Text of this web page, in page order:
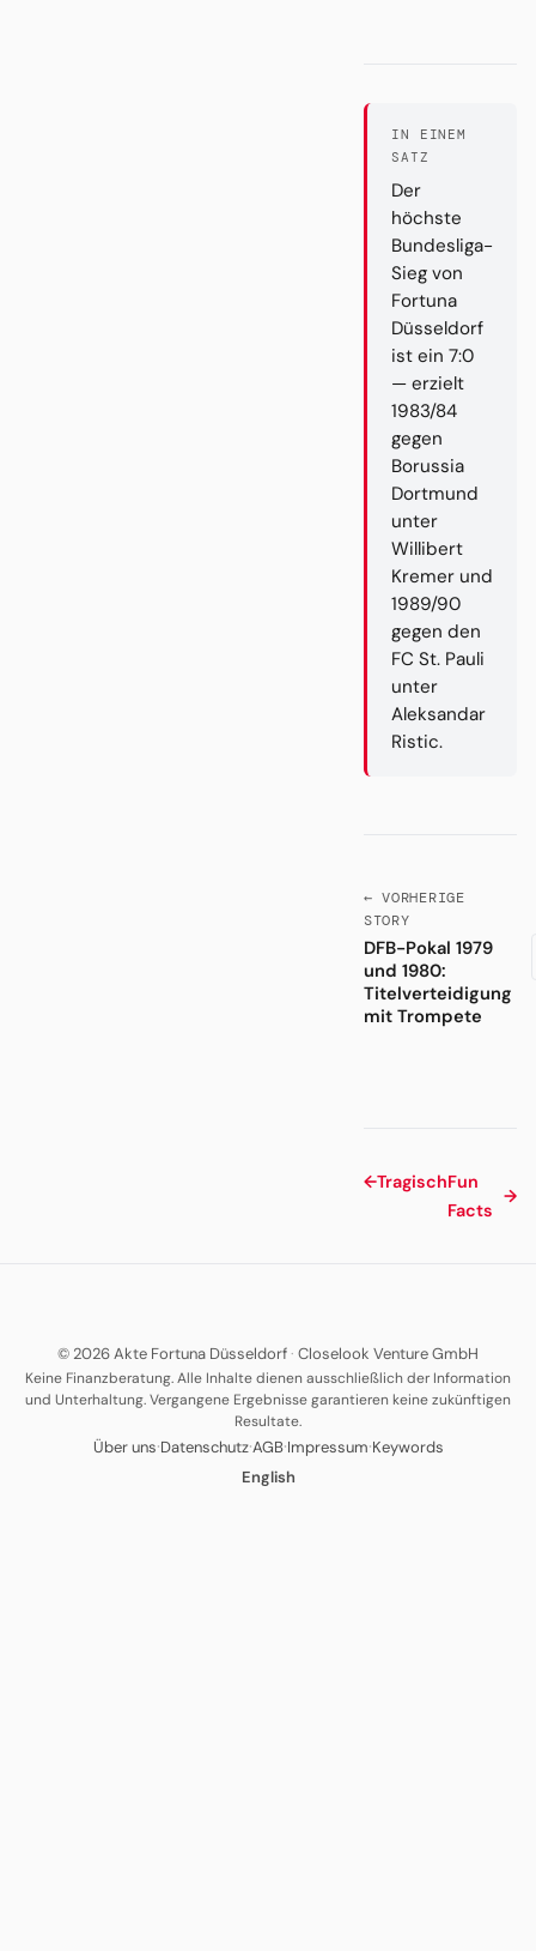
IN EINEM
SATZ
Der
höchste
Bundesliga-
Sieg von
Fortuna
Düsseldorf
ist ein 7:0
— erzielt
1983/84
gegen
Borussia
Dortmund
unter
Willibert
Kremer und
1989/90
gegen den
FC St. Pauli
unter
Aleksandar
Ristic.
← VORHERIGE
STORY
DFB-Pokal 1979
und 1980:
Titelverteidigung
mit Trompete
←TragischFun
Facts
→
© 2026 Akte Fortuna Düsseldorf· Closelook Venture GmbH
Keine Finanzberatung. Alle Inhalte dienen ausschließlich der Information
und Unterhaltung. Vergangene Ergebnisse garantieren keine zukünftigen
Resultate.
Über uns·Datenschutz·AGB·Impressum·Keywords
English